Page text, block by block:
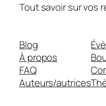
Tout savoir sur vos
Blog
À propos
FAQ
Auteurs/autrices